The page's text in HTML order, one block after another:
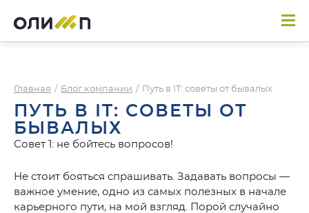
Главная / Блог компании / Путь в IT: советы от бывалых
ПУТЬ В IT: СОВЕТЫ ОТ
БЫВАЛЫХ
Совет 1: не бойтесь вопросов!
Не стоит бояться спрашивать. Задавать вопросы —
важное умение, одно из самых полезных в начале
карьерного пути, на мой взгляд. Порой случайно